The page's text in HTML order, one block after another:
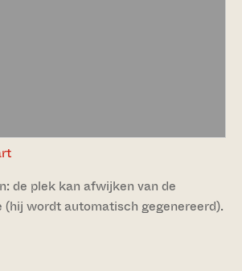
de plek kan afwijken van de
wordt automatisch gegenereerd).